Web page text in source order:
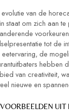
van de
staat om zich aan te
voorkeuren
tot de
de
hebben
van creativiteit,
nieuwe en
UIT